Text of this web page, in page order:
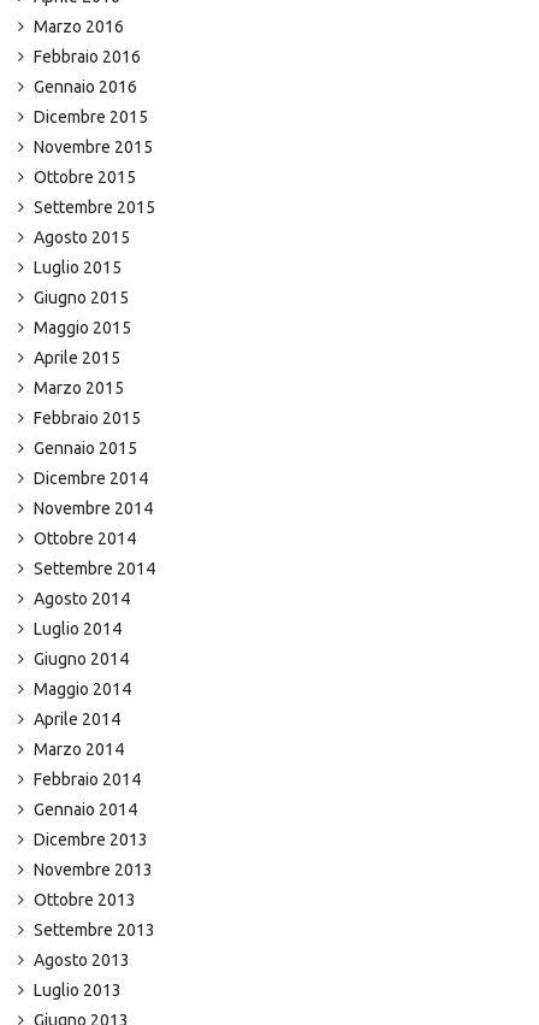
Marzo 2016
Febbraio 2016
Gennaio 2016
Dicembre 2015
Novembre 2015
Ottobre 2015
Settembre 2015
Agosto 2015
Luglio 2015
Giugno 2015
Maggio 2015
Aprile 2015
Marzo 2015
Febbraio 2015
Gennaio 2015
Dicembre 2014
Novembre 2014
Ottobre 2014
Settembre 2014
Agosto 2014
Luglio 2014
Giugno 2014
Maggio 2014
Aprile 2014
Marzo 2014
Febbraio 2014
Gennaio 2014
Dicembre 2013
Novembre 2013
Ottobre 2013
Settembre 2013
Agosto 2013
Luglio 2013
Giugno 2013